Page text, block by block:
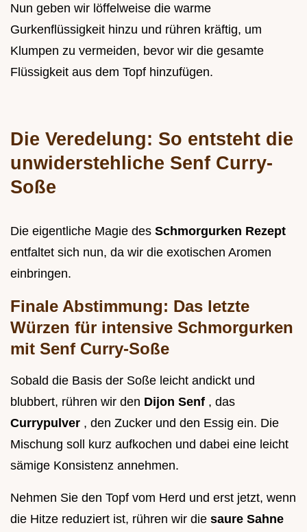
Nun geben wir löffelweise die warme
Gurkenflüssigkeit hinzu und rühren kräftig, um
Klumpen zu vermeiden, bevor wir die gesamte
Flüssigkeit aus dem Topf hinzufügen.
Die Veredelung: So entsteht die
unwiderstehliche Senf Curry-
Soße
Die eigentliche Magie des Schmorgurken Rezept
entfaltet sich nun, da wir die exotischen Aromen
einbringen.
Finale Abstimmung: Das letzte
Würzen für intensive Schmorgurken
mit Senf Curry-Soße
Sobald die Basis der Soße leicht andickt und
blubbert, rühren wir den Dijon Senf , das
Currypulver , den Zucker und den Essig ein. Die
Mischung soll kurz aufkochen und dabei eine leicht
sämige Konsistenz annehmen.
Nehmen Sie den Topf vom Herd und erst jetzt, wenn
die Hitze reduziert ist, rühren wir die saure Sahne